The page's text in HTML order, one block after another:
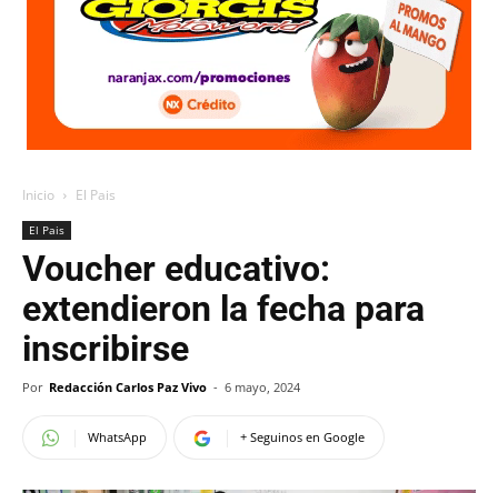
Inicio El Pais
El Pais
Voucher educativo:
extendieron la fecha para
inscribirse
Por Redacción Carlos Paz Vivo - 6 mayo, 2024
WhatsApp + Seguinos en Google